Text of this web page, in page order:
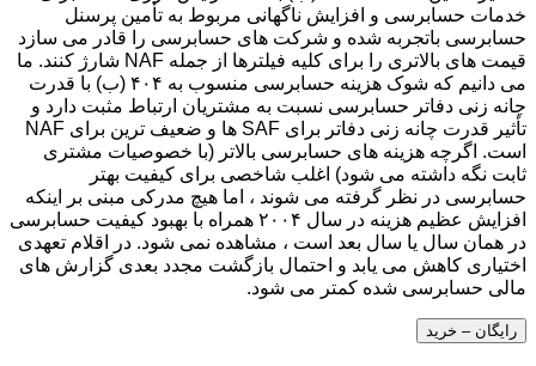
خدمات حسابرسی و افزایش ناگهانی مربوط به تأمین پرسنل
حسابرسی باتجربه شده و شرکت های حسابرسی را قادر می سازد
قیمت های بالاتری را برای کلیه فیلترها از جمله NAF شارژ کنند. ما
می دانیم که شوک هزینه حسابرسی منسوب به ۴۰۴ (ب) با قدرت
چانه زنی دفاتر حسابرسی نسبت به مشتریان ارتباط مثبت دارد و
تأثیر قدرت چانه زنی دفاتر برای SAF ها و ضعیف ترین برای NAF
است. اگرچه هزینه های حسابرسی بالاتر (با خصوصیات مشتری
ثابت نگه داشته می شود) اغلب شاخصی برای کیفیت بهتر
حسابرسی در نظر گرفته می شوند ، اما هیچ مدرکی مبنی بر اینکه
افزایش عظیم هزینه در سال ۲۰۰۴ همراه با بهبود کیفیت حسابرسی
در همان سال یا سال بعد است ، مشاهده نمی شود. در اقلام تعهدی
اختیاری کاهش می یابد و احتمال بازگشت مجدد بعدی گزارش های
مالی حسابرسی شده کمتر می شود.
رایگان – خرید